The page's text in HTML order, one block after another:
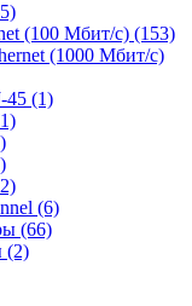
(100 Мбит/с) (153)
(1000 Мбит/с)
45 (1)
(6)
(66)
(2)